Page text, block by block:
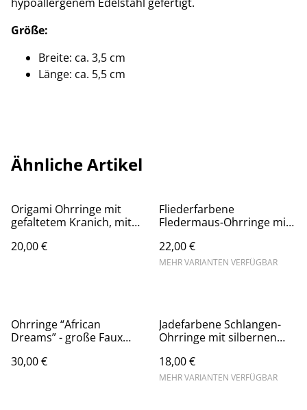
Größe:
Breite: ca. 3,5 cm
Länge: ca. 5,5 cm
Ähnliche Artikel
Origami Ohrringe mit
gefaltetem Kranich, mit
goldfarbenem Ohrhänger
20,00 €
Fliederfarbene
Fledermaus-Ohrringe mit
Edelstahl-Stecker,
handgemachte
22,00 €
MEHR VARIANTEN VERFÜGBAR
Ohrringe “African
Dreams” - große Faux
aus Polymerton mit
30,00 €
Jadefarbene Schlangen-
Ohrringe mit silbernen
mit hypoallergenem
Ohrhänger aus Edelstahl,
18,00 €
MEHR VARIANTEN VERFÜGBAR